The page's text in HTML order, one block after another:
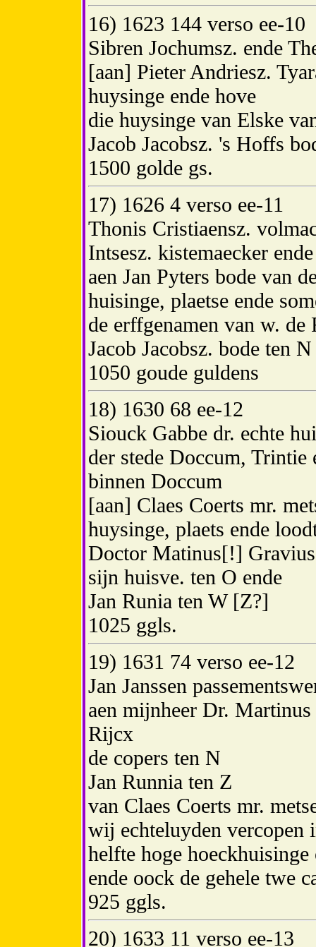
16) 1623 144 verso ee-10
Sibren Jochumsz. ende
[aan] Pieter Andriesz.
huysinge ende hove
die huysinge van Elske
Jacob Jacobsz. 's Hoffs
1500 golde gs.
17) 1626 4 verso ee-11
Thonis Cristiaensz.
Intsesz. kistemaecker
aen Jan Pyters bode van
huisinge, plaetse ende
de erffgenamen van w. de
Jacob Jacobsz. bode ten N
1050 goude guldens
18) 1630 68 ee-12
Siouck Gabbe dr. echte
der stede Doccum, Trintie
binnen Doccum
[aan] Claes Coerts mr.
huysinge, plaets ende
Doctor Matinus[!] Gravius
sijn huisve. ten O ende
Jan Runia ten W [Z?]
1025 ggls.
19) 1631 74 verso ee-12
Jan Janssen
aen mijnheer Dr.
Rijcx
de copers ten N
Jan Runnia ten Z
van Claes Coerts mr.
wij echteluyden vercopen
helfte hoge hoeckhuisinge
ende oock de gehele twe
925 ggls.
20) 1633 11 verso ee-13